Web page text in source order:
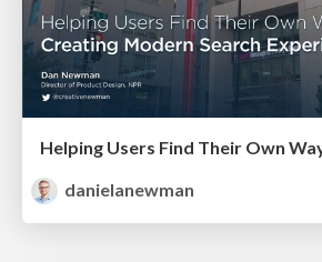
danielanewman